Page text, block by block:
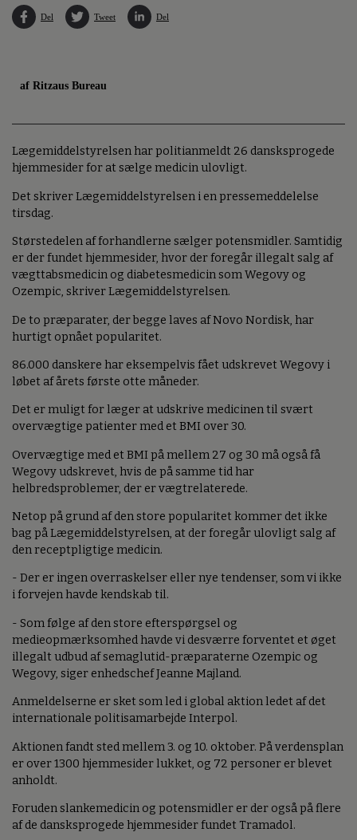
Del Tweet Del
af Ritzaus Bureau
Lægemiddelstyrelsen har politianmeldt 26 dansksprogede
hjemmesider for at sælge medicin ulovligt.
Det skriver Lægemiddelstyrelsen i en pressemeddelelse
tirsdag.
Størstedelen af forhandlerne sælger potensmidler. Samtidig
er der fundet hjemmesider, hvor der foregår illegalt salg af
vægttabsmedicin og diabetesmedicin som Wegovy og
Ozempic, skriver Lægemiddelstyrelsen.
De to præparater, der begge laves af Novo Nordisk, har
hurtigt opnået popularitet.
86.000 danskere har eksempelvis fået udskrevet Wegovy i
løbet af årets første otte måneder.
Det er muligt for læger at udskrive medicinen til svært
overvægtige patienter med et BMI over 30.
Overvægtige med et BMI på mellem 27 og 30 må også få
Wegovy udskrevet, hvis de på samme tid har
helbredsproblemer, der er vægtrelaterede.
Netop på grund af den store popularitet kommer det ikke
bag på Lægemiddelstyrelsen, at der foregår ulovligt salg af
den receptpligtige medicin.
- Der er ingen overraskelser eller nye tendenser, som vi ikke
i forvejen havde kendskab til.
- Som følge af den store efterspørgsel og
medieopmærksomhed havde vi desværre forventet et øget
illegalt udbud af semaglutid-præparaterne Ozempic og
Wegovy, siger enhedschef Jeanne Majland.
Anmeldelserne er sket som led i global aktion ledet af det
internationale politisamarbejde Interpol.
Aktionen fandt sted mellem 3. og 10. oktober. På verdensplan
er over 1300 hjemmesider lukket, og 72 personer er blevet
anholdt.
Foruden slankemedicin og potensmidler er der også på flere
af de dansksprogede hjemmesider fundet Tramadol.